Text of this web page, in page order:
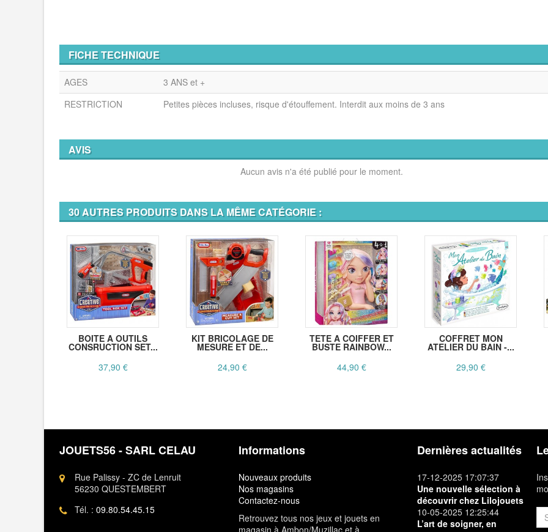
FICHE TECHNIQUE
AGES
3 ANS et +
RESTRICTION
Petites pièces incluses, risque d'étouffement. Interdit aux moins de 3 ans
AVIS
Aucun avis n'a été publié pour le moment.
30 AUTRES PRODUITS DANS LA MÊME CATÉGORIE :
BOITE A OUTILS
CONSRUCTION SET...
37,90 €
KIT BRICOLAGE DE
MESURE ET DE...
24,90 €
TETE A COIFFER ET
BUSTE RAINBOW...
44,90 €
COFFRET MON
ATELIER DU BAIN -...
29,90 €
JOUETS56 - SARL CELAU
Rue Palissy - ZC de Lenruit
56230 QUESTEMBERT
Tél. : 09.80.54.45.15
Informations
Nouveaux produits
Nos magasins
Contactez-nous
Retrouvez tous nos jeux et jouets en
Dernières actualités
17-12-2025 17:07:37
Une nouvelle sélection à
découvrir chez Lilojouets
10-05-2025 12:25:44
L’art de soigner, en